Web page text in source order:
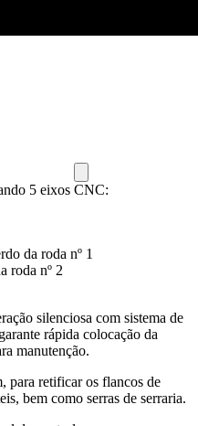
5 eixos CNC:
da roda nº 1
roda nº 2
silenciosa com sistema de
rápida colocação da
manutenção.
para retificar os flancos de
bem como serras de serraria.